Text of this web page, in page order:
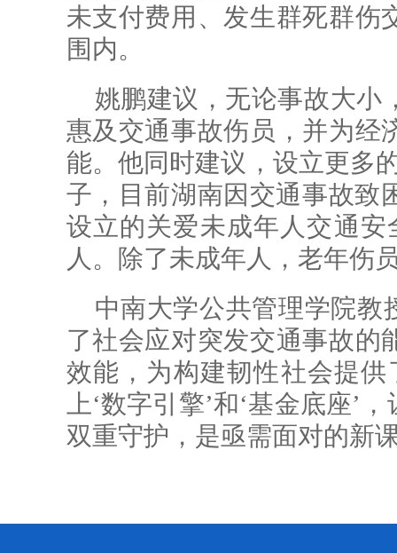
未支付费用、发生群死群伤
围内。
姚鹏建议，无论事故大小
惠及交通事故伤员，并为经
能。他同时建议，设立更多
子，目前湖南因交通事故致
设立的关爱未成年人交通
人。除了未成年人，老年伤
中南大学公共管理学院教
了社会应对突发交通事故的
效能，为构建韧性社会提
上‘数字引擎’和‘基金底座’
双重守护，是亟需面对的新